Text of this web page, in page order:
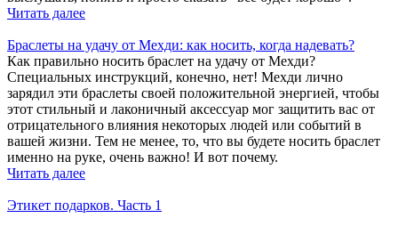
Читать далее
Браслеты на удачу от Мехди: как носить, когда надевать?
Как правильно носить браслет на удачу от Мехди?
Специальных инструкций, конечно, нет! Мехди лично
зарядил эти браслеты своей положительной энергией, чтобы
этот стильный и лаконичный аксессуар мог защитить вас от
отрицательного влияния некоторых людей или событий в
вашей жизни. Тем не менее, то, что вы будете носить браслет
именно на руке, очень важно! И вот почему.
Читать далее
Этикет подарков. Часть 1